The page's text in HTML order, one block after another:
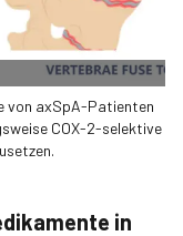
von axSpA-Patienten
COX-2-selektive
in